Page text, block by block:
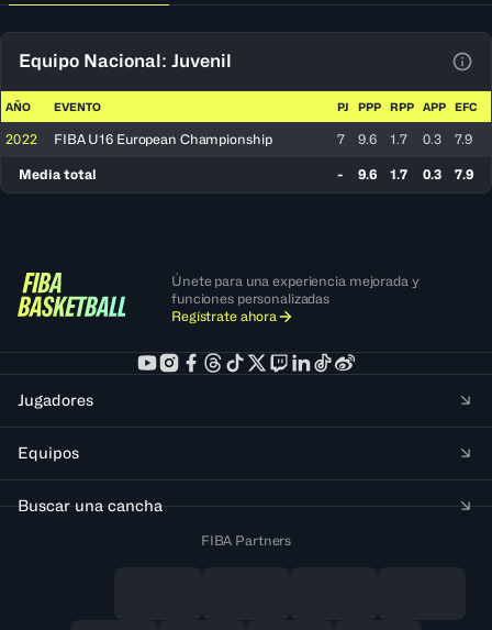
Equipo Nacional: Juvenil
AÑO EVENTO PJ PPP RPP APP EFC
2022 FIBA U16 European Championship 7 9.6 1.7 0.3 7.9
Media total - 9.6 1.7 0.3 7.9
Únete para una experiencia mejorada y
funciones personalizadas
Regístrate ahora
Jugadores
Equipos
Buscar una cancha
FIBA Partners